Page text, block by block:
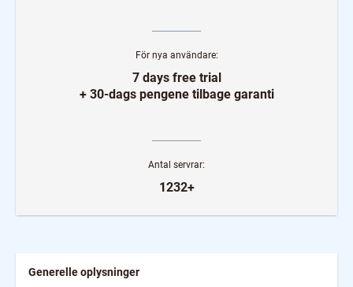
För nya användare:
7 days free trial
+ 30-dags pengene tilbage garanti
Antal servrar:
1232+
Generelle oplysninger